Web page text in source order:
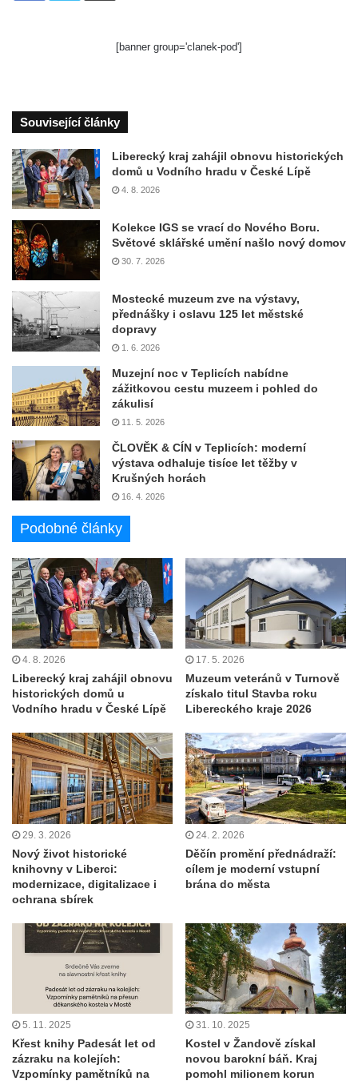
[banner group='clanek-pod']
Související články
Liberecký kraj zahájil obnovu historických
domů u Vodního hradu v České Lípě
4. 8. 2026
Kolekce IGS se vrací do Nového Boru.
Světové sklářské umění našlo nový domov
30. 7. 2026
Mostecké muzeum zve na výstavy,
přednášky i oslavu 125 let městské
dopravy
1. 6. 2026
Muzejní noc v Teplicích nabídne
zážitkovou cestu muzeem i pohled do
zákulisí
11. 5. 2026
ČLOVĚK & CÍN v Teplicích: moderní
výstava odhaluje tisíce let těžby v
Krušných horách
16. 4. 2026
Podobné články
4. 8. 2026
Liberecký kraj zahájil obnovu
historických domů u
Vodního hradu v České Lípě
17. 5. 2026
Muzeum veteránů v Turnově
získalo titul Stavba roku
Libereckého kraje 2026
29. 3. 2026
Nový život historické
knihovny v Liberci:
modernizace, digitalizace i
ochrana sbírek
24. 2. 2026
Děčín promění přednádraží:
cílem je moderní vstupní
brána do města
5. 11. 2025
Křest knihy Padesát let od
zázraku na kolejích:
Vzpomínky pamětníků na
31. 10. 2025
Kostel v Žandově získal
novou barokní báň. Kraj
pomohl milionem korun